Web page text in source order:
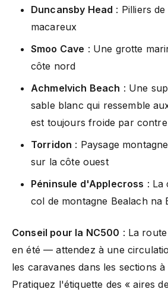
Duncansby Head : Pilliers
macareux
Smoo Cave : Une grotte
côte nord
Achmelvich Beach : Une
sable blanc qui ressemble
est toujours froide par
Torridon : Paysage
sur la côte ouest
Péninsule d'Applecross : La
col de montagne Bealach na
Conseil pour la NC500 : La
en été — attendez à une
les caravanes dans les sections
Pratiquez l'étiquette des « aires